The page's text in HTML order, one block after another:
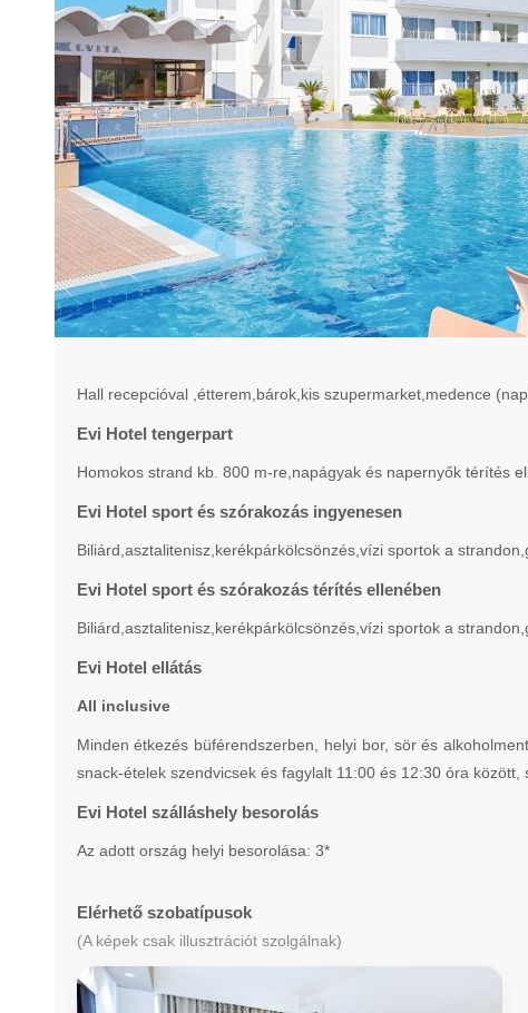
Hall recepcióval ,étterem,bárok,kis szupermarket,medence
Evi Hotel tengerpart
Homokos strand kb. 800 m-re,napágyak és napernyők térítés
Evi Hotel sport és szórakozás ingyenesen
Biliárd,asztalitenisz,kerékpárkölcsönzés,vízi sportok a
Evi Hotel sport és szórakozás térítés ellenében
Biliárd,asztalitenisz,kerékpárkölcsönzés,vízi sportok a
Evi Hotel ellátás
All inclusive
Minden étkezés büférendszerben, helyi bor, sör és
snack-ételek szendvicsek és fagylalt 11:00 és 12:30 óra
Evi Hotel szálláshely besorolás
Az adott ország helyi besorolása: 3*
Elérhető szobatípusok
(A képek csak illusztrációt szolgálnak)